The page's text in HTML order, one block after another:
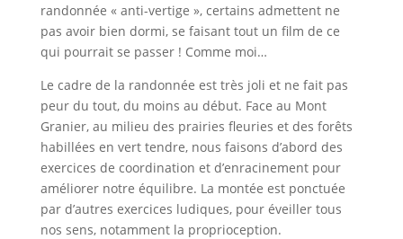
randonnée « anti-vertige », certains admettent ne
pas avoir bien dormi, se faisant tout un film de ce
qui pourrait se passer ! Comme moi…
Le cadre de la randonnée est très joli et ne fait pas
peur du tout, du moins au début. Face au Mont
Granier, au milieu des prairies fleuries et des forêts
habillées en vert tendre, nous faisons d’abord des
exercices de coordination et d’enracinement pour
améliorer notre équilibre. La montée est ponctuée
par d’autres exercices ludiques, pour éveiller tous
nos sens, notamment la proprioception.